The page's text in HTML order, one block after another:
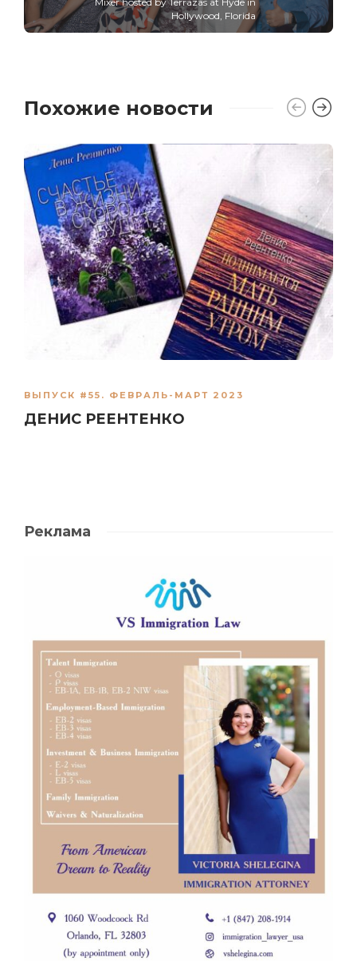
Hollywood, Florida
Похожие новости
ВЫПУСК #55. ФЕВРАЛЬ-МАРТ 2023
ДЕНИС РЕЕНТЕНКО
Реклама